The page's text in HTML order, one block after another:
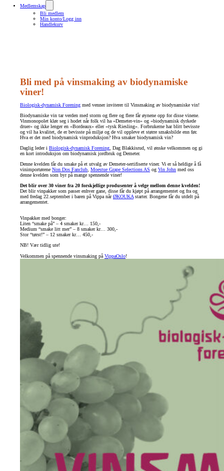
Medlemskap
Bli medlem
Min konto/Logg inn
Handlekurv
Bli med på vinsmaking av biodynamiske
viner!
Biologisk-dynamisk Forening med venner inviterer til Vinsmaking av biodynamiske vin!
Biodynamiske vin tar verden med storm og flere og flere får øynene opp for disse vinene.
Vinmonopolet klør seg i hodet når folk vil ha «Demeter-vin» og «biodynamisk dyrkede
druer» og ikke lenger en «Bordeaux» eller «tysk Riesling». Forbrukerne har blitt bevisste
og vil ha kvalitet, de er bevisste på miljø og de vil oppleve et større smaksbilde enn før.
Hva er det med biodynamisk vinproduksjon? Hva smaker biodynamisk vin?
Daglig leder i Biologisk-dynamisk Forening , Dag Blakkisrud, vil ønske velkommen og gi
en kort introduksjon om biodynamisk jordbruk og Demeter.
Denne kvelden får du smake på et utvalg av Demeter-sertifiserte viner. Vi er så heldige å få
vinimportørene Non Dos Fanclub Moestue Grape Selections AS og Vin John med oss
denne kvelden som byr på mange spennende viner!
Det blir over 30 viner fra 20 forskjellige produsenter å velge mellom denne kvelden!
Det blir vinpakker som passer enhver gane, disse får du kjøpt på arrangementet og fra og
med fredag 22.september i baren på Vippa nårØKOUKA starter. Bongene får du utdelt på
arrangementet.
Vinpakker med bonger:
Liten “smake på” – 4 smaker kr… 150,-
Medium “smake litt mer” – 8 smaker kr… 300,-
Stor “tørst!” – 12 smaker kr… 450,-
NB! Vær tidlig ute!
Velkommen på spennende vinsmaking på VippaOslo!